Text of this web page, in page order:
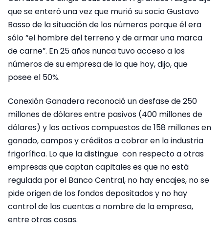
que se enteró una vez que murió su socio Gustavo
Basso de la situación de los números porque él era
sólo “el hombre del terreno y de armar una marca
de carne”. En 25 años nunca tuvo acceso a los
números de su empresa de la que hoy, dijo, que
posee el 50%.
Conexión Ganadera reconoció un desfase de 250
millones de dólares entre pasivos (400 millones de
dólares) y los activos compuestos de 158 millones en
ganado, campos y créditos a cobrar en la industria
frigorífica. Lo que la distingue con respecto a otras
empresas que captan capitales es que no está
regulada por el Banco Central, no hay encajes, no se
pide origen de los fondos depositados y no hay
control de las cuentas a nombre de la empresa,
entre otras cosas.